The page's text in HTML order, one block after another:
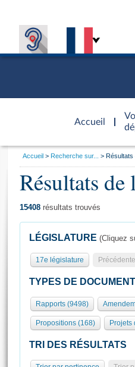
Accueil
d'accueil
Présidence
577 députés
Groupes politiques
Séance publique
Commissions et autres
Europe et International
Général
Rôle et pouvoirs de
Organisation de
Présidence Conférence
Visiter l'Assemblée
Visite virtuelle du palais
Assister à une séance
Vous
Accueil Recherche sur... Résultats
Résultats de
15408 résultats trouvés
LÉGISLATURE (Cliquez
17e législature
TYPES DE
Rapports (9498)
Propositions (168) Projets
TRI DES RÉSULTATS